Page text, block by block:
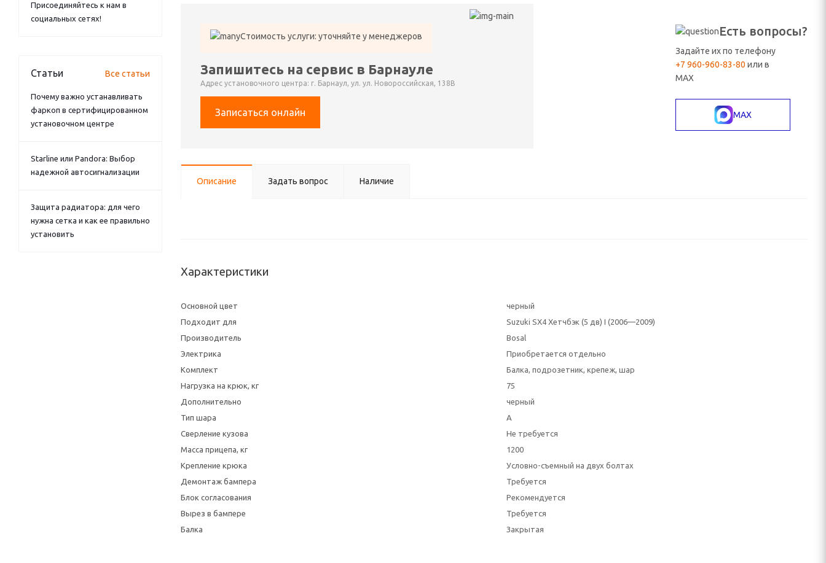
Стоимость услуги: уточняйте у менеджеров
Запишитесь на сервис в Барнауле
Адрес установочного центра: г. Барнаул, ул. ул. Новороссийская, 138В
Записаться онлайн
Есть вопросы?
Задайте их по телефону
+7 960-960-83-80 или в
MAX
MAX
Описание Задать вопрос Наличие
Характеристики
Основной цвет
черный
Подходит для
Suzuki SX4 Хетчбэк (5 дв) I (2006—2009)
Производитель
Bosal
Электрика
Приобретается отдельно
Комплект
Балка, подрозетник, крепеж, шар
Нагрузка на крюк, кг
75
Дополнительно
черный
Тип шара
A
Сверление кузова
Не требуется
Масса прицепа, кг
1200
Крепление крюка
Условно-съемный на двух болтах
Демонтаж бампера
Требуется
Блок согласования
Рекомендуется
Вырез в бампере
Требуется
Балка
Закрытая
Присоединяйтесь к нам в
социальных сетях!
Статьи Все статьи
Почему важно устанавливать
фаркоп в сертифицированном
установочном центре
Starline или Pandora: Выбор
надежной автосигнализации
Защита радиатора: для чего
нужна сетка и как ее правильно
установить